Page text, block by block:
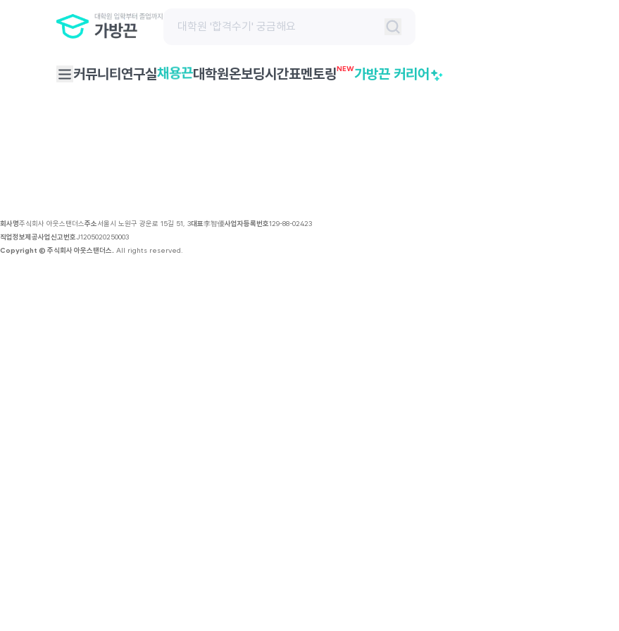
커뮤니티 연구실채용끈대학원온보딩시간표멘토링NEW가방끈 커리어
회사명주식회사 아웃스탠더스주소서울시 노원구 광운로 15길 51, 3대표李智優사업자등록번호129-88-02423
직업정보제공사업신고번호J1205020250003
Copyright © 주식회사 아웃스탠더스. All rights reserved.